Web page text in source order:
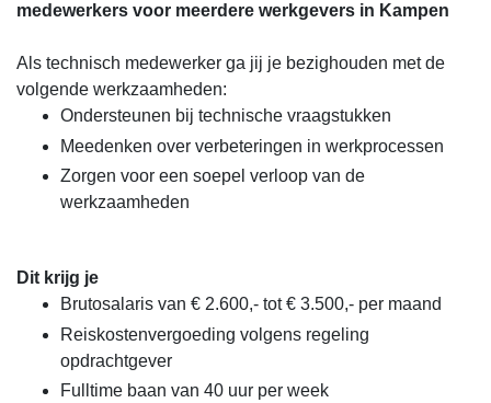
medewerkers voor meerdere werkgevers in Kampen
Als technisch medewerker ga jij je bezighouden met de
volgende werkzaamheden:
Ondersteunen bij technische vraagstukken
Meedenken over verbeteringen in werkprocessen
Zorgen voor een soepel verloop van de
werkzaamheden
Dit krijg je
Brutosalaris van € 2.600,- tot € 3.500,- per maand
Reiskostenvergoeding volgens regeling
opdrachtgever
Fulltime baan van 40 uur per week